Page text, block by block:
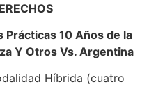
Prácticas 10 Años de la
Y Otros Vs. Argentina
Híbrida (cuatro